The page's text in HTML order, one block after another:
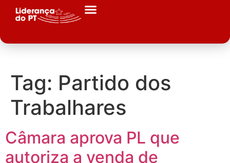
Tag: Partido dos
Trabalhares
Câmara aprova PL que
autoriza a venda de